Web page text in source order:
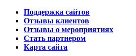
Поддержка сайтов
Отзывы клиентов
Отзывы о мероприятиях
Стать партнером
Карта сайта